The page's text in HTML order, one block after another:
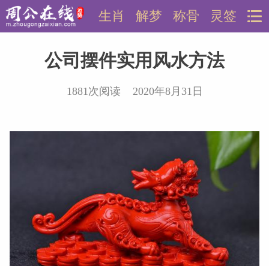
灵签
称骨
解梦
生肖
公司摆件实用风水方法
1881次阅读 2020年8月31日